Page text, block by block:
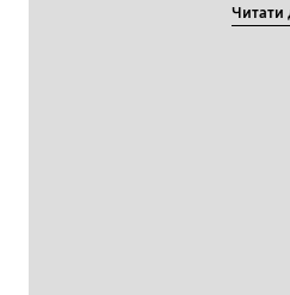
Читати